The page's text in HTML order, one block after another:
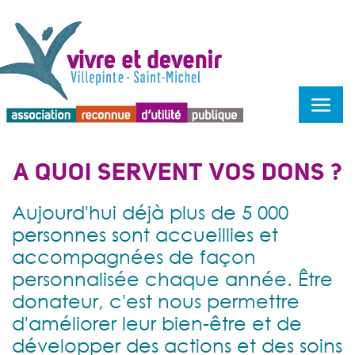
A QUOI SERVENT VOS DONS ?
Aujourd'hui déjà plus de 5 000
personnes sont accueillies et
accompagnées de façon
personnalisée chaque année. Être
donateur, c'est nous permettre
d'améliorer leur bien-être et de
développer des actions et des soins